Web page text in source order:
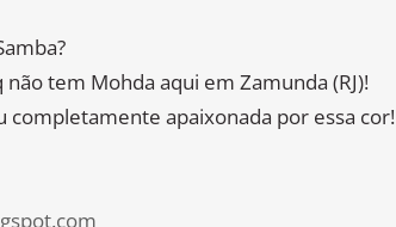
tem Mohda aqui em Zamunda (RJ)!
completamente apaixonada por essa cor!